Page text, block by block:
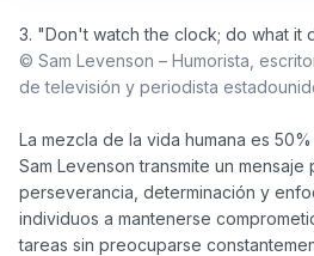
© Sam Levenson – Humorista,
de televisión y periodista
La mezcla de la vida humana es
Sam Levenson transmite un
perseverancia, determinación y
individuos a mantenerse
tareas sin preocuparse